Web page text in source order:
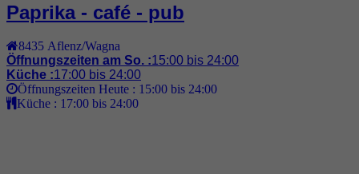
Paprika - café - pub
8435 Aflenz/Wagna
Öffnungszeiten am So. :15:00 bis 24:00
Küche :17:00 bis 24:00
Öffnungszeiten Heute : 15:00 bis 24:00
Küche : 17:00 bis 24:00